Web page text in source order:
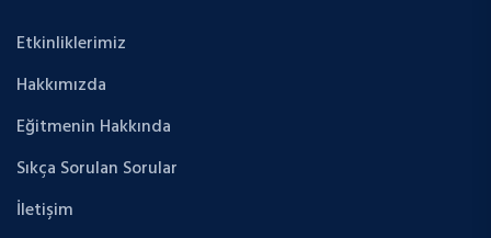
Etkinliklerimiz
Hakkımızda
Eğitmenin Hakkında
Sıkça Sorulan Sorular
İletişim